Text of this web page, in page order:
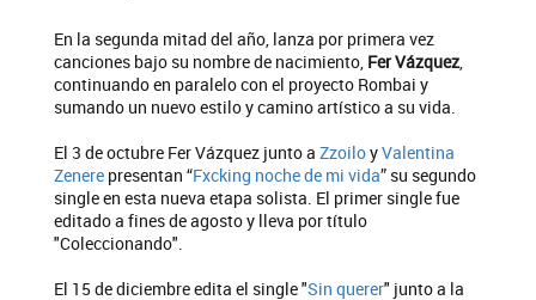
En la segunda mitad del año, lanza por primera vez
canciones bajo su nombre de nacimiento, Fer Vázquez,
continuando en paralelo con el proyecto Rombai y
sumando un nuevo estilo y camino artístico a su vida.
El 3 de octubre Fer Vázquez junto a ZzoiloyValentina
Zenere presentan “Fxcking noche de mi vida” su segundo
single en esta nueva etapa solista. El primer single fue
editado a fines de agosto y lleva por título
"Coleccionando".
El 15 de diciembre edita el single "Sin querer" junto a la